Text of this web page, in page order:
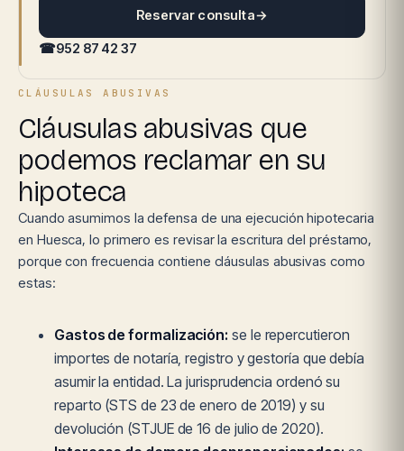
Reservar consulta→
☎952 87 42 37
CLÁUSULAS ABUSIVAS
Cláusulas abusivas que
podemos reclamar en su
hipoteca
Cuando asumimos la defensa de una ejecución hipotecaria
en Huesca, lo primero es revisar la escritura del préstamo,
porque con frecuencia contiene cláusulas abusivas como
estas:
Gastos de formalización: se le repercutieron
importes de notaría, registro y gestoría que debía
asumir la entidad. La jurisprudencia ordenó su
reparto (STS de 23 de enero de 2019) y su
devolución (STJUE de 16 de julio de 2020).